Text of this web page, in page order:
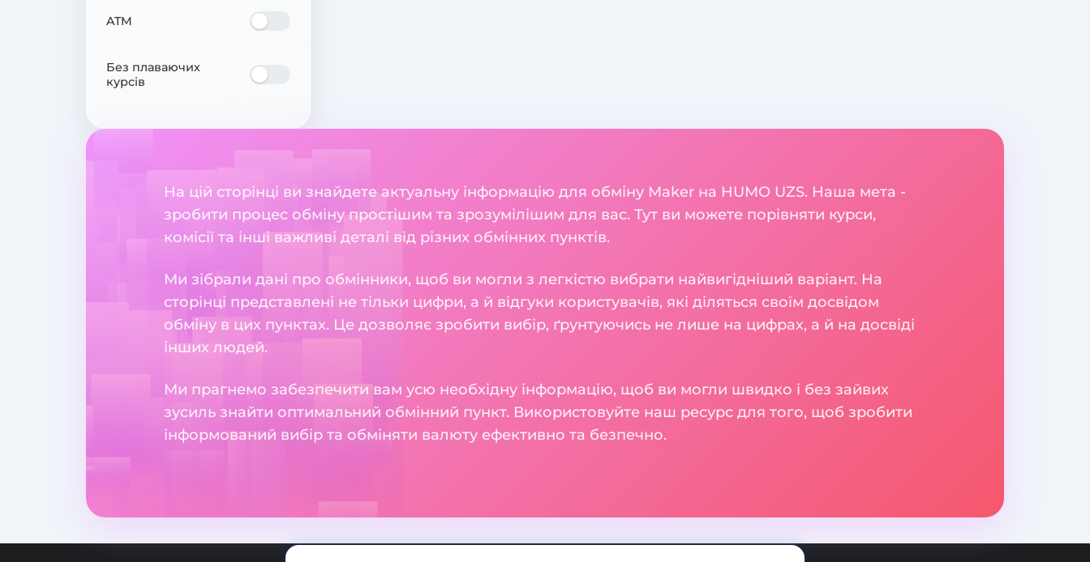
ATM
Без плаваючих
курсів
На цій сторінці ви знайдете актуальну інформацію для обміну Maker на HUMO UZS. Наша мета -
зробити процес обміну простішим та зрозумілішим для вас. Тут ви можете порівняти курси,
комісії та інші важливі деталі від різних обмінних пунктів.
Ми зібрали дані про обмінники, щоб ви могли з легкістю вибрати найвигідніший варіант. На
сторінці представлені не тільки цифри, а й відгуки користувачів, які діляться своїм досвідом
обміну в цих пунктах. Це дозволяє зробити вибір, ґрунтуючись не лише на цифрах, а й на досвіді
інших людей.
Ми прагнемо забезпечити вам усю необхідну інформацію, щоб ви могли швидко і без зайвих
зусиль знайти оптимальний обмінний пункт. Використовуйте наш ресурс для того, щоб зробити
інформований вибір та обміняти валюту ефективно та безпечно.